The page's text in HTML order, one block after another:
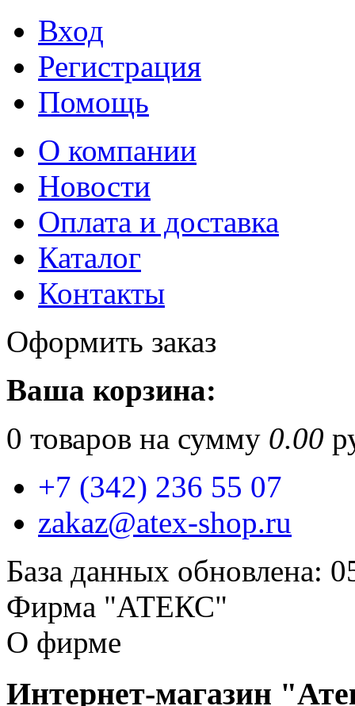
Вход
Регистрация
Помощь
О компании
Новости
Оплата и доставка
Каталог
Контакты
Оформить заказ
Ваша корзина:
0 товаров на сумму 0.00
+7 (342) 236 55 07
zakaz@atex-shop.ru
База данных обновлена:
Фирма "АТЕКС"
О фирме
Интернет-магазин